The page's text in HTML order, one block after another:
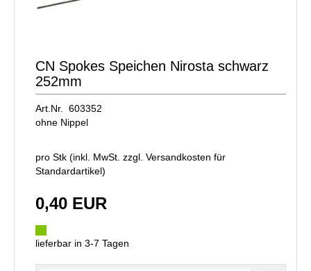
CN Spokes Speichen Nirosta schwarz
252mm
Art.Nr. 603352
ohne Nippel
pro Stk (inkl. MwSt. zzgl. Versandkosten für
Standardartikel)
0,40 EUR
lieferbar in 3-7 Tagen